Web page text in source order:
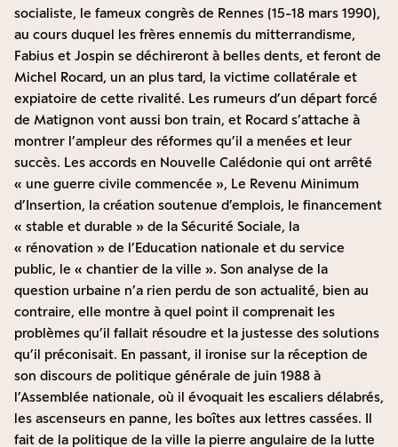
socialiste, le fameux congrès de Rennes (15-18 mars 1990),
au cours duquel les frères ennemis du mitterrandisme,
Fabius et Jospin se déchireront à belles dents, et feront de
Michel Rocard, un an plus tard, la victime collatérale et
expiatoire de cette rivalité. Les rumeurs d’un départ forcé
de Matignon vont aussi bon train, et Rocard s’attache à
montrer l’ampleur des réformes qu’il a menées et leur
succès. Les accords en Nouvelle Calédonie qui ont arrêté
« une guerre civile commencée », Le Revenu Minimum
d’Insertion, la création soutenue d’emplois, le financement
« stable et durable » de la Sécurité Sociale, la
« rénovation » de l’Education nationale et du service
public, le « chantier de la ville ». Son analyse de la
question urbaine n’a rien perdu de son actualité, bien au
contraire, elle montre à quel point il comprenait les
problèmes qu’il fallait résoudre et la justesse des solutions
qu’il préconisait. En passant, il ironise sur la réception de
son discours de politique générale de juin 1988 à
l’Assemblée nationale, où il évoquait les escaliers délabrés,
les ascenseurs en panne, les boîtes aux lettres cassées. Il
fait de la politique de la ville la pierre angulaire de la lutte